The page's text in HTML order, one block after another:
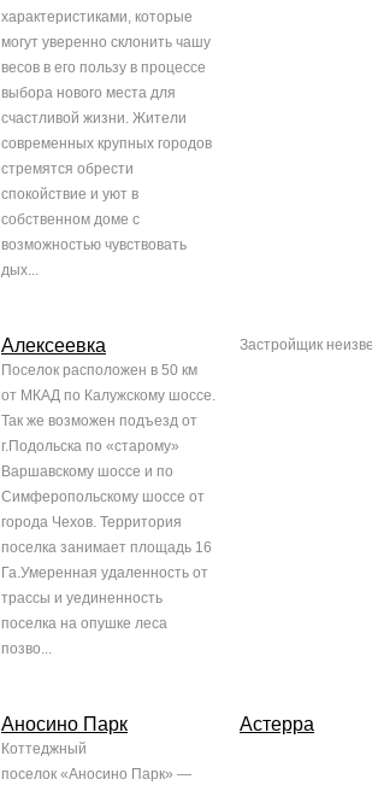
характеристиками, которые
могут уверенно склонить чашу
весов в его пользу в процессе
выбора нового места для
счастливой жизни. Жители
современных крупных городов
стремятся обрести
спокойствие и уют в
собственном доме с
возможностью чувствовать
дых...
Алексеевка
Поселок расположен в 50 км
от МКАД по Калужскому шоссе.
Так же возможен подъезд от
г.Подольска по «старому»
Варшавскому шоссе и по
Симферопольскому шоссе от
города Чехов. Территория
поселка занимает площадь 16
Га.Умеренная удаленность от
трассы и уединенность
поселка на опушке леса
позво...
Застройщик
Аносино Парк
Коттеджный
поселок «Аносино Парк» —
Астерра